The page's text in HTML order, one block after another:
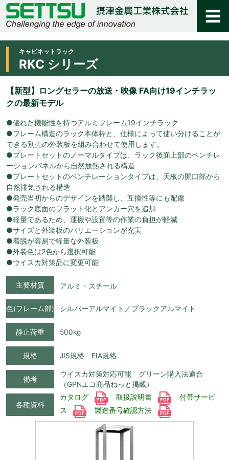
キャビネットラック
RKC シリーズ
【新型】ロングセラーの放送・映像 FA向け19インチラッ
クの最新モデル
●優れた機能性を持つアルミフレーム19インチラック
●フレーム構造のラック本体枠と、仕様によって使い分けることが
できる別売の外装板を組み合わせて使用します。
●プレートセットのノーマルタイプは、ラック後面上部のベンチレ
ーションパネルから自然放熱される構造
●プレートセットのベンチレーションタイプは、天板の開口部から
自然排気される構造
●発売当初からのデザインを踏襲し、互換性等にも配慮
●ラック底面のフラット化とアンカー穴を追加
●軽量であるため、運搬や設置等の作業の負担が軽減
●サイズと外装板のバリエーションが充実
●着脱が容易で軽量な外装板
●外装色は2色から選択可能
●ウイスカ対策品に変更可能
主要材質 アルミ・スチール
色(フレーム部) シルバーアルマイト／ブラックアルマイト
静止荷重 500kg
規格 JIS規格 EIA規格
備考
ウイスカ対策対応可能 グリーン購入法適合
（GPNエコ商品ねっと掲載）
各種資料
カタログ 取扱説明書
付帯サービ
ス
製造番号確認方法